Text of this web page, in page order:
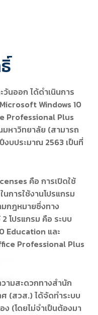
วันออก ได้ดำเนินการ
Windows 10
Professional Plus
มหาวิทยาลัย (สามารถ
งบประมาณ 2563 เป็นที่
คือ การเปิดใช้
การใช้งานโปรแกรม
กฎหมายซึ่งทาง
โปรแกรม คือ ระบบ
Education และ
Professional Plus
มสะดวกทางสำนัก
ศ (สวส.) ได้จัดทำระบบ
(โดยไม่จำเป็นต้องมา